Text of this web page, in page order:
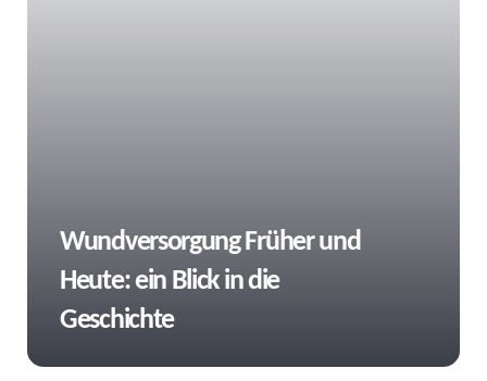
Wundversorgung Früher und
Heute: ein Blick in die
Geschichte